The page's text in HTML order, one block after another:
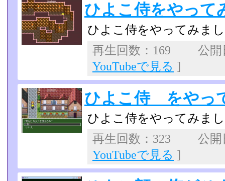
ひよこ侍をやって
ひよこ侍をやってみま
再生回数：169 公
YouTubeで見る ]
ひよこ侍 をやっ
ひよこ侍をやってみま
再生回数：323 公
YouTubeで見る ]